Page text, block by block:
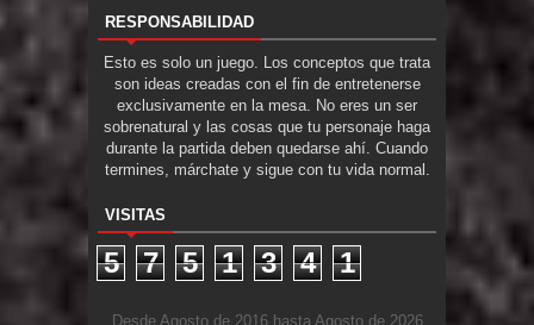
RESPONSABILIDAD
Esto es solo un juego. Los conceptos que trata
son ideas creadas con el fin de entretenerse
exclusivamente en la mesa. No eres un ser
sobrenatural y las cosas que tu personaje haga
durante la partida deben quedarse ahí. Cuando
termines, márchate y sigue con tu vida normal.
VISITAS
5 7 5 1 3 4 1
Desde Agosto de 2016 hasta Agosto de 2026